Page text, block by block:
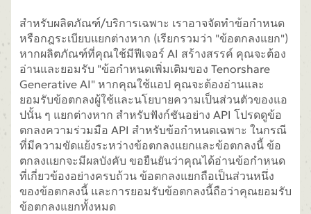
สำหรับผลิตภัณฑ์/บริการเฉพาะ เราอาจจัดทำข้อกำหนด
หรือกฎระเบียบแยกต่างหาก (เรียกรวมว่า "ข้อตกลงแยก")
หากผลิตภัณฑ์ที่คุณใช้มีฟีเจอร์ AI สร้างสรรค์ คุณจะต้อง
อ่านและยอมรับ "ข้อกำหนดเพิ่มเติมของ Tenorshare
Generative AI" หากคุณใช้แอป คุณจะต้องอ่านและ
ยอมรับข้อตกลงผู้ใช้และนโยบายความเป็นส่วนตัวของแอ
ปนั้น ๆ แยกต่างหาก สำหรับฟังก์ชันอย่าง API โปรดดูข้อ
ตกลงความร่วมมือ API สำหรับข้อกำหนดเฉพาะ ในกรณี
ที่มีความขัดแย้งระหว่างข้อตกลงแยกและข้อตกลงนี้ ข้อ
ตกลงแยกจะมีผลบังคับ ขอยืนยันว่าคุณได้อ่านข้อกำหนด
ที่เกี่ยวข้องอย่างครบถ้วน ข้อตกลงแยกถือเป็นส่วนหนึ่ง
ของข้อตกลงนี้ และการยอมรับข้อตกลงนี้ถือว่าคุณยอมรับ
ข้อตกลงแยกทั้งหมด